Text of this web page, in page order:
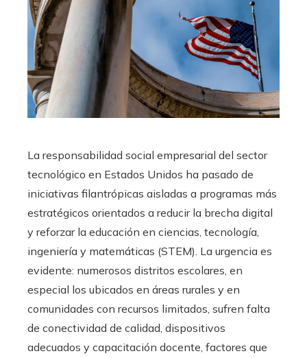
La responsabilidad social empresarial del sector
tecnológico en Estados Unidos ha pasado de
iniciativas filantrópicas aisladas a programas más
estratégicos orientados a reducir la brecha digital
y reforzar la educación en ciencias, tecnología,
ingeniería y matemáticas (STEM). La urgencia es
evidente: numerosos distritos escolares, en
especial los ubicados en áreas rurales y en
comunidades con recursos limitados, sufren falta
de conectividad de calidad, dispositivos
adecuados y capacitación docente, factores que